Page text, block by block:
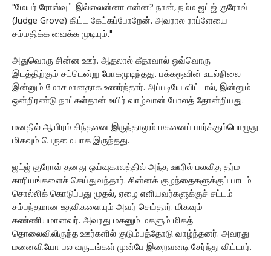
"மேயர் ரோஸ்வுட் இல்லைன்னா என்ன? நான், நம்ம ஜட்ஜ் குரோவ்
(Judge Grove) கிட்ட கேட்கப்போறேன். அவரால ராப்ளேயை
சம்மதிக்க வைக்க முடியும்."
அதுவொரு சின்ன ஊர். ஆதலால் கீதாவால் ஒவ்வொரு
இடத்திற்கும் சட்டென்று போகமுடிந்தது. பக்கரூவின் உடல்நிலை
இன்னும் மோசமானதாக உணர்ந்தார். அப்படியே விட்டால், இன்னும்
ஒன்றிரண்டு நாட்கள்தான் உயிர் வாழ்வான் போலத் தோன்றியது.
மனதில் ஆயிரம் சிந்தனை இருந்தாலும் மகனைப் பார்க்கும்பொழுது
மிகவும் பெருமையாக இருந்தது.
ஜட்ஜ் குரோவ் தனது ஓய்வுகாலத்தில் அந்த ஊரில் பலவித தர்ம
காரியங்களைச் செய்துவந்தார். சின்னக் குழந்தைகளுக்குப் பாடம்
சொல்லிக் கொடுப்பது முதல், ஏழை எளியவர்களுக்குச் சட்டம்
சம்பந்தமான உதவிகளையும் அவர் செய்தார். மிகவும்
கண்ணியமானவர். அவரது மகனும் மகளும் மிகத்
தொலைவிலிருந்த ஊர்களில் குடும்பத்தோடு வாழ்ந்தனர். அவரது
மனைவியோ பல வருடங்கள் முன்பே இறைவனடி சேர்ந்து விட்டார்.